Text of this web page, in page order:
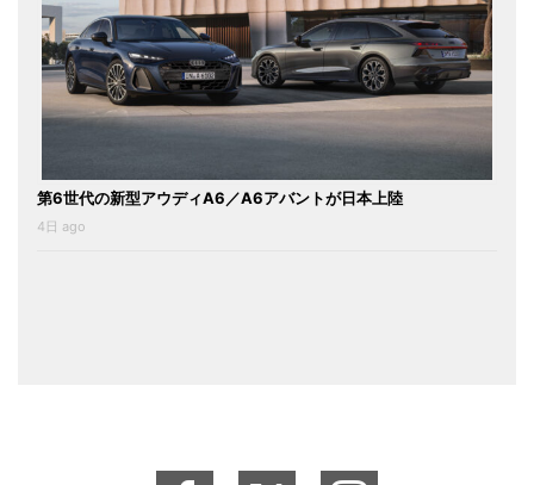
第6世代の新型アウディA6／A6アバントが日本上陸
4日 ago